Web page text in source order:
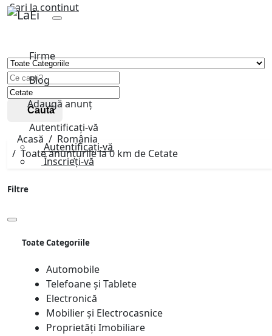
Sari la continut
Firme
Blog
Adaugă anunț
Autentificați-vă
Autentificați-vă
Înscrieți-vă
Caută
Acasă
România
Toate anunțurile la 0 km de Cetate
Filtre
Toate Categoriile
Automobile
Telefoane și Tablete
Electronică
Mobilier și Electrocasnice
Proprietăți Imobiliare